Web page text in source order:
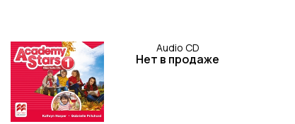
Audio CD
Нет в продаже